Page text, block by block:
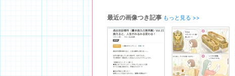
最近の画像つき記事 もっと見る >>